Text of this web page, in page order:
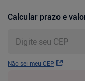
Calcular prazo e
Não sei meu CEP